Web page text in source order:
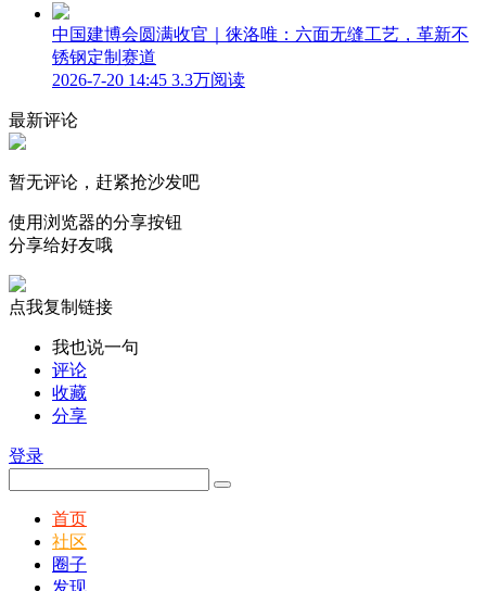
中国建博会圆满收官｜徕洛唯：六面无缝工艺，革新不
锈钢定制赛道
2026-7-20 14:45 3.3万阅读
最新评论
暂无评论，赶紧抢沙发吧
使用浏览器的分享按钮
分享给好友哦
点我复制链接
我也说一句
评论
收藏
分享
登录
首页
社区
圈子
发现